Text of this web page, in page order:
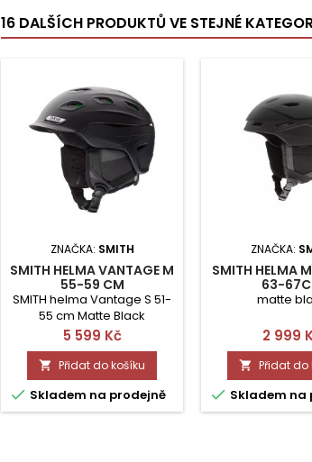
16 DALŠÍCH PRODUKTŮ VE STEJNÉ
ZNAČKA: SMITH
SMITH HELMA VANTAGE M
55-59 CM
SMITH helma Vantage S 51-
55 cm Matte Black
Cena
5 599 Kč
 Přidat do košíku
 Skladem na prodejně
ZNAČKA:
SMITH HELMA
63-
matte
Cena
2 999
 Přidat do
 Skladem na